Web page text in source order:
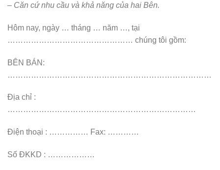
– Căn cứ nhu cầu và khả năng của hai Bên.
Hôm nay, ngày … tháng … năm …, tại
………………………………………… chúng tôi gồm:
BÊN BÁN:
……………………………………………………………………
Địa chỉ :
………………………………………………………………
Điện thoại : …………… Fax: …………
Số ĐKKD : ………………